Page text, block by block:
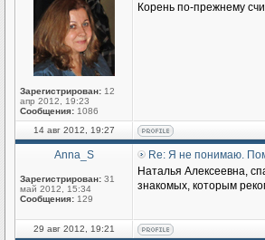
Зарегистрирован: 12
апр 2012, 19:23
Сообщения: 1086
Корень по-прежнему
14 авг 2012, 19:27
Anna_S
Зарегистрирован: 31
май 2012, 15:34
Сообщения: 129
Re: Я не понимаю.
Наталья Алексеевна,
знакомых, которым
29 авг 2012, 19:21